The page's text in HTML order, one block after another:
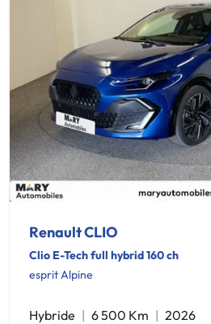
Renault CLIO
Clio E-Tech full hybrid 160 ch
esprit Alpine
Hybride 6 500 Km
2026